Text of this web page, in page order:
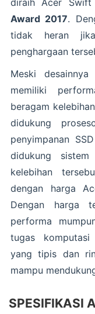
diraih Acer
Award 2017.
tidak heran
penghargaan
Meski
memiliki
beragam
didukung
penyimpanan
didukung
kelebihan
dengan harga
Dengan harga
performa
tugas komputasi
yang tipis dan
mampu
SPESIFIKASI